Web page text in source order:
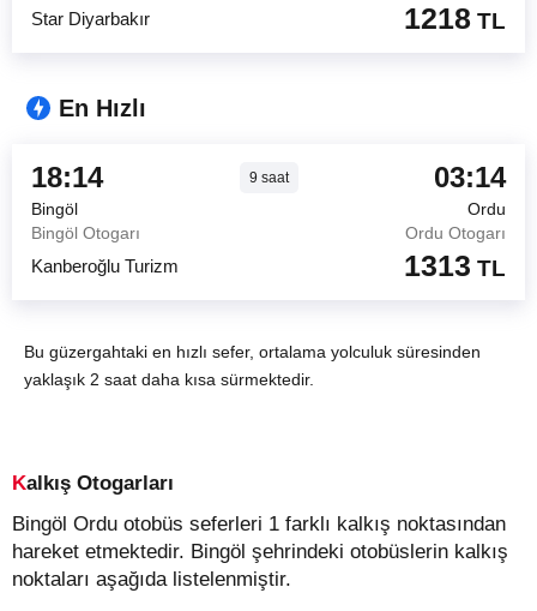
Star Diyarbakır 1218 TL
En Hızlı
18:14 9 saat 03:14
Bingöl
Ordu
Bingöl Otogarı
Ordu Otogarı
Kanberoğlu Turizm 1313 TL
Bu güzergahtaki en hızlı sefer, ortalama yolculuk süresinden
yaklaşık 2 saat daha kısa sürmektedir.
Kalkış Otogarları
Bingöl Ordu otobüs seferleri 1 farklı kalkış noktasından
hareket etmektedir. Bingöl şehrindeki otobüslerin kalkış
noktaları aşağıda listelenmiştir.